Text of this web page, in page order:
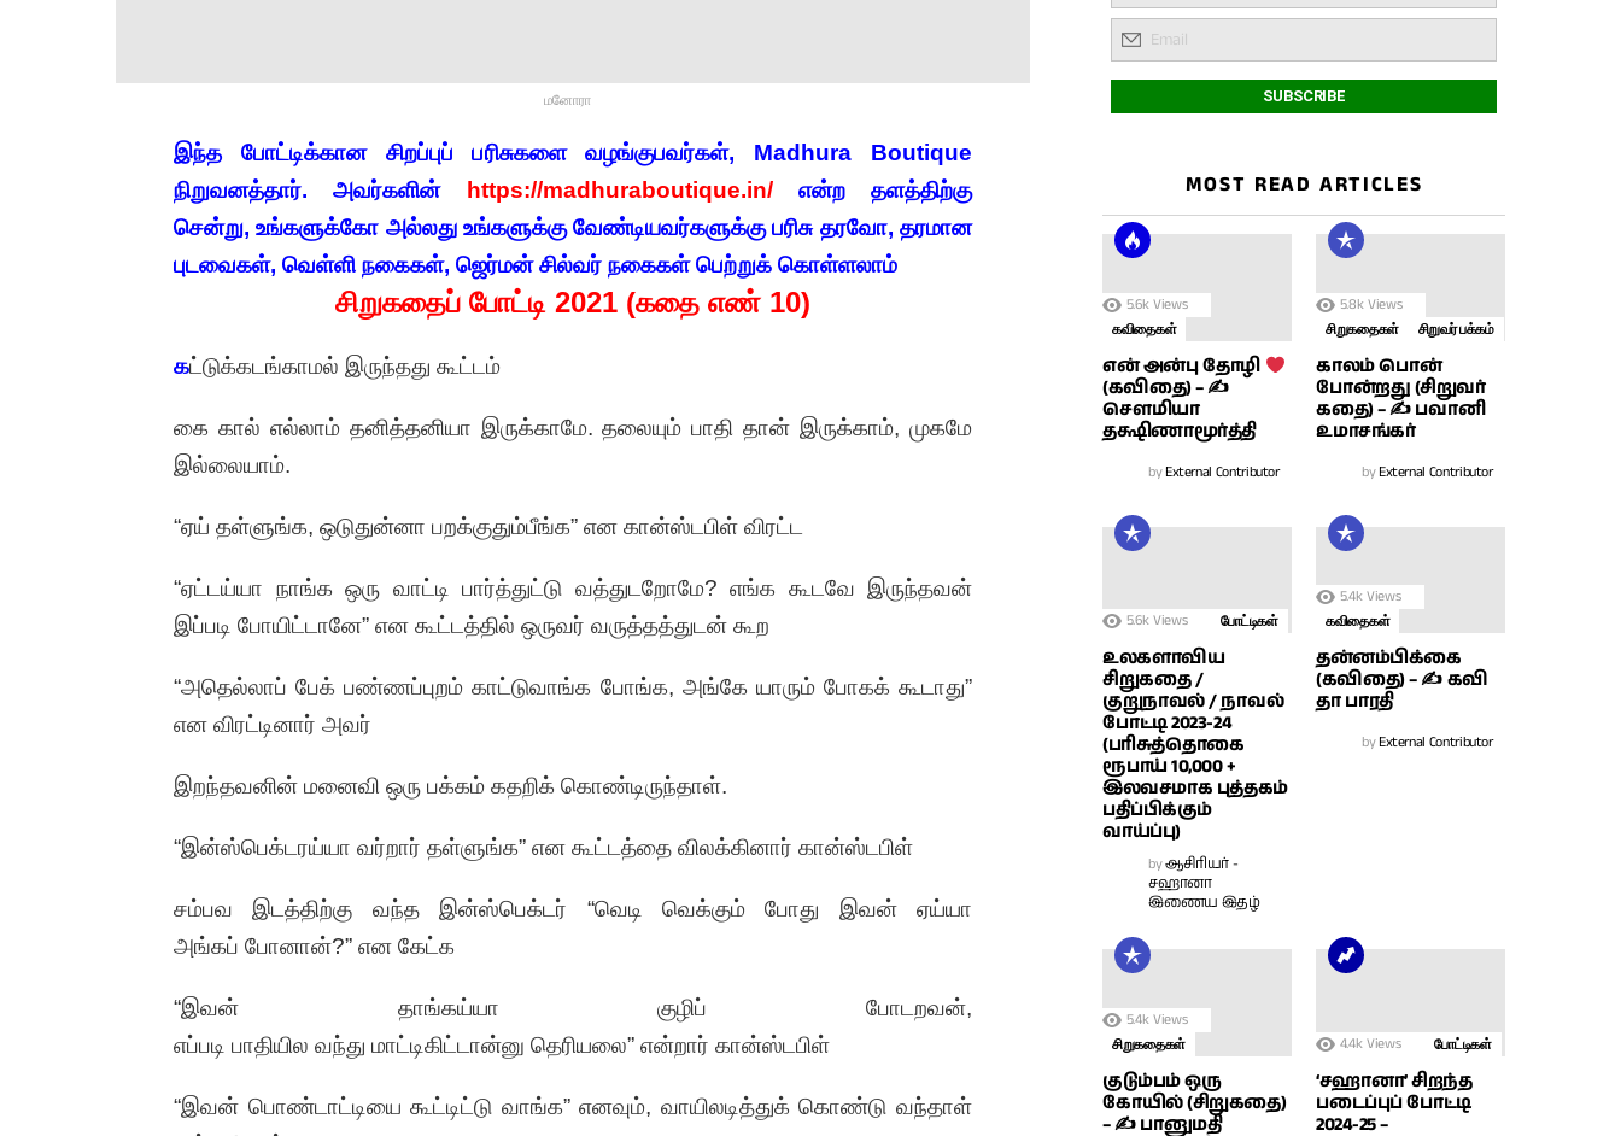
மனோரா
இந்த போட்டிக்கான சிறப்புப் பரிசுகளை வழங்குபவர்கள், Madhura Boutique
நிறுவனத்தார். அவர்களின்
https://madhuraboutique.in/என்ற தளத்திற்கு
சென்று, உங்களுக்கோ அல்லது உங்களுக்கு வேண்டியவர்களுக்கு பரிசு தரவோ, தரமான
புடவைகள், வெள்ளி நகைகள், ஜெர்மன் சில்வர் நகைகள் பெற்றுக் கொள்ளலாம்
சிறுகதைப் போட்டி 2021 (கதை எண் 10)
கட்டுக்கடங்காமல் இருந்தது கூட்டம்
கை கால் எல்லாம் தனித்தனியா இருக்காமே. தலையும் பாதி தான் இருக்காம், ‌முகமே
இல்லையாம்.
“ஏய் தள்ளுங்க, ஒடுதுன்னா பறக்குதும்பீங்க” என கான்ஸ்டபிள் விரட்ட
“ஏட்டய்யா நாங்க ஒரு வாட்டி பார்த்துட்டு வத்துடறோமே? எங்க கூடவே இருந்தவன்
இப்படி போயிட்டானே” என கூட்டத்தில் ஒருவர் வருத்தத்துடன் கூற
“அதெல்லாப் பேக் பண்ணப்புறம் காட்டுவாங்க போங்க, அங்கே யாரும் போகக் கூடாது”
என விரட்டினார் அவர்
இறந்தவனின் மனைவி ஒரு பக்கம் கதறிக் கொண்டிருந்தாள்.
“இன்ஸ்பெக்டரய்யா வர்றார் தள்ளுங்க” என கூட்டத்தை விலக்கினார் கான்ஸ்டபிள்
சம்பவ இடத்திற்கு வந்த இன்ஸ்பெக்டர் “வெடி வெக்கும் போது இவன் ஏய்யா
அங்கப் போனான்?” என கேட்க
“இவன் தாங்கய்யா குழிப் போடறவன்,
எப்படி பாதியில வந்து மாட்டிகிட்டான்னு தெரியலை” என்றார் கான்ஸ்டபிள்
“இவன் பொண்டாட்டியை கூட்டிட்டு வாங்க” எனவும், வாயிலடித்துக் கொண்டு வந்தாள்
MOST READ ARTICLES
5.6k Views
கவிதைகள்
என் அன்பு தோழி
(கவிதை) – ✍
சௌமியா
தக்ஷிணாமூர்த்தி
byExternal Contributor
5.8k Views
சிறுகதைகள் சிறுவர் பக்கம்
காலம் பொன்
போன்றது (சிறுவர்
கதை) – ✍ பவானி
உமாசங்கர்
byExternal Contributor
5.6k Views போட்டிகள்
உலகளாவிய
சிறுகதை /
குறுநாவல் / நாவல்
போட்டி 2023-24
(பரிசுத்தொகை
ரூபாய் 10,000 +
இலவசமாக புத்தகம்
பதிப்பிக்கும்
வாய்ப்பு)
byஆசிரியர் -
சஹானா
இணைய இதழ்
5.4k Views
கவிதைகள்
தன்னம்பிக்கை
(கவிதை) – ✍ கவி
தா பாரதி
byExternal Contributor
5.4k Views
சிறுகதைகள்
குடும்பம் ஒரு
கோயில் (சிறுகதை)
– ✍ பானுமதி
4.4k Views போட்டிகள்
‘சஹானா’ சிறந்த
படைப்புப் போட்டி
2024-25 –